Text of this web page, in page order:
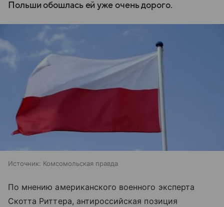
Польши обошлась ей уже очень дорого.
Источник: Комсомольская правда
По мнению американского военного эксперта
Скотта Риттера, антироссийская позиция